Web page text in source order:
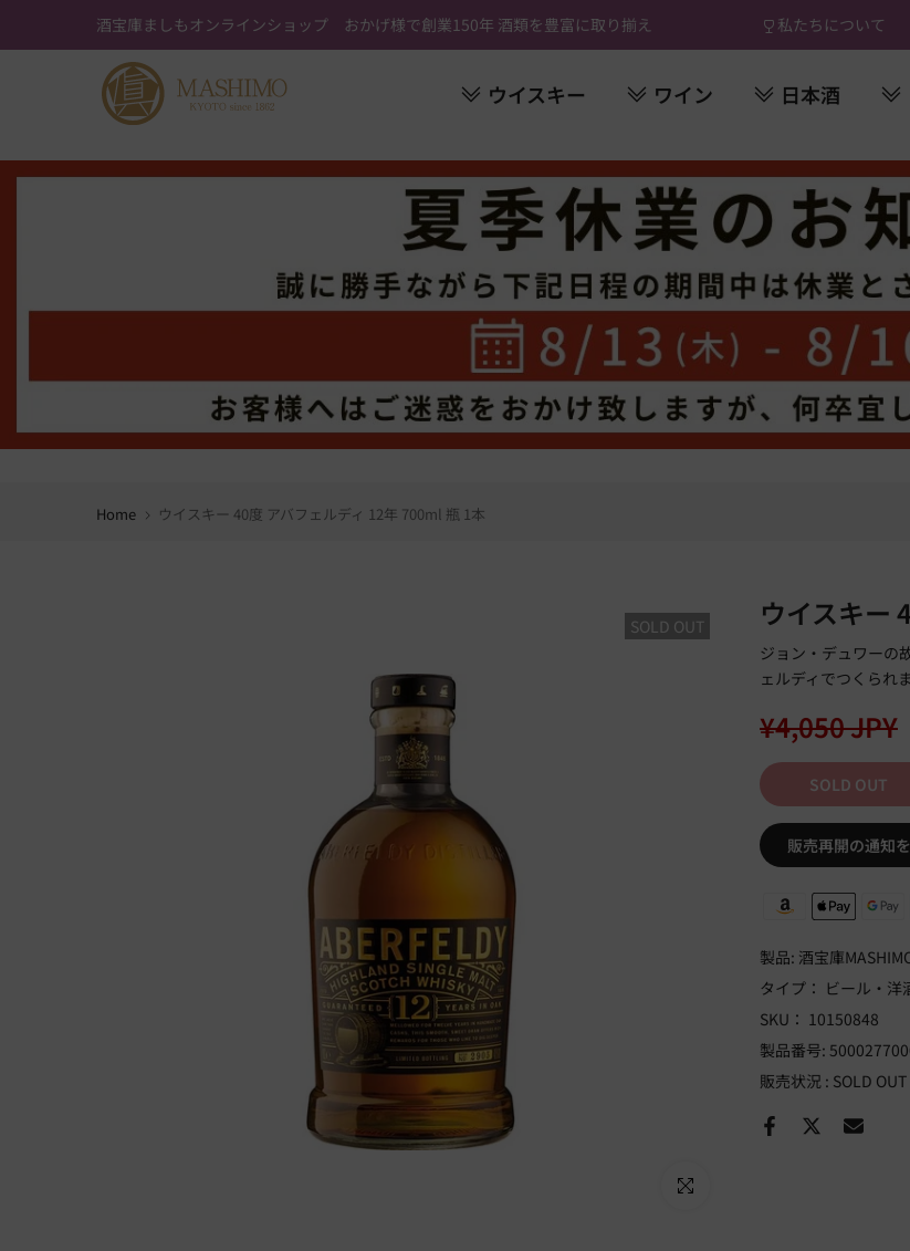
キ
酒宝庫ましもオンラインショップ おかげ様で創業150年 酒類を豊富に取り揃え 私たちについて
ウイスキー ワイン 日本酒
Home ウイスキー 40度 アバフェルディ 12年 700ml 瓶 1本
SOLD OUT
Click to enlarge
ウイスキー
ジョン・デュワーの
ェルディでつくられ
¥4,050 JPY
SOLD OUT
販売再開の通知
製品: 酒宝庫
タイプ： ビール・洋
SKU： 10150848
製品番号:
販売状況 : SOLD OUT